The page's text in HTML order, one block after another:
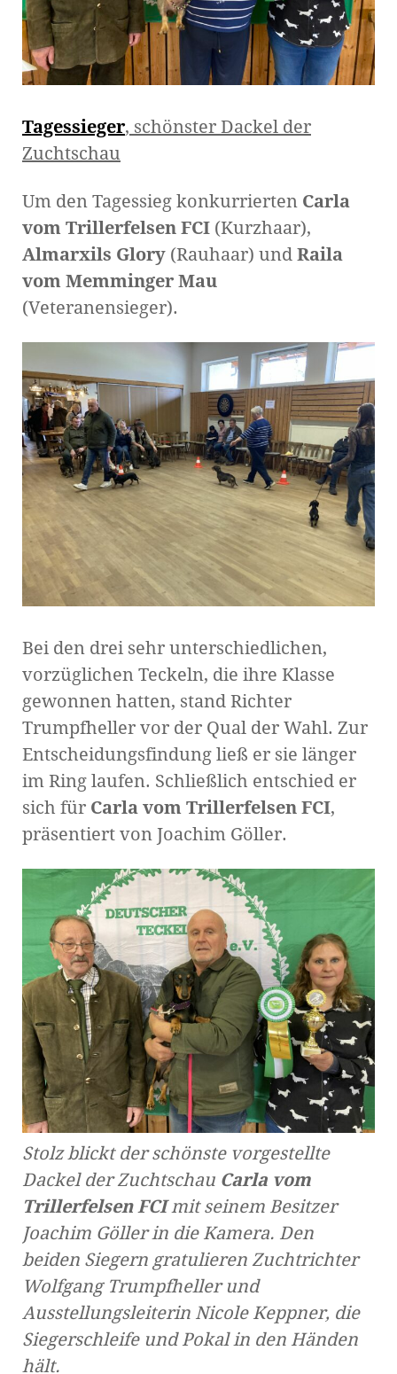
Tagessieger, schönster Dackel der
Zuchtschau
Um den Tagessieg konkurrierten Carla
vom Trillerfelsen FCI (Kurzhaar),
Almarxils Glory (Rauhaar) und Raila
vom Memminger Mau
(Veteranensieger).
Bei den drei sehr unterschiedlichen,
vorzüglichen Teckeln, die ihre Klasse
gewonnen hatten, stand Richter
Trumpfheller vor der Qual der Wahl. Zur
Entscheidungsfindung ließ er sie länger
im Ring laufen. Schließlich entschied er
sich für Carla vom Trillerfelsen FCI,
präsentiert von Joachim Göller.
Stolz blickt der schönste vorgestellte
Dackel der Zuchtschau Carla vom
Trillerfelsen FCImit seinem Besitzer
Joachim Göller in die Kamera. Den
beiden Siegern gratulieren Zuchtrichter
Wolfgang Trumpfheller und
Ausstellungsleiterin Nicole Keppner, die
Siegerschleife und Pokal in den Händen
hält.